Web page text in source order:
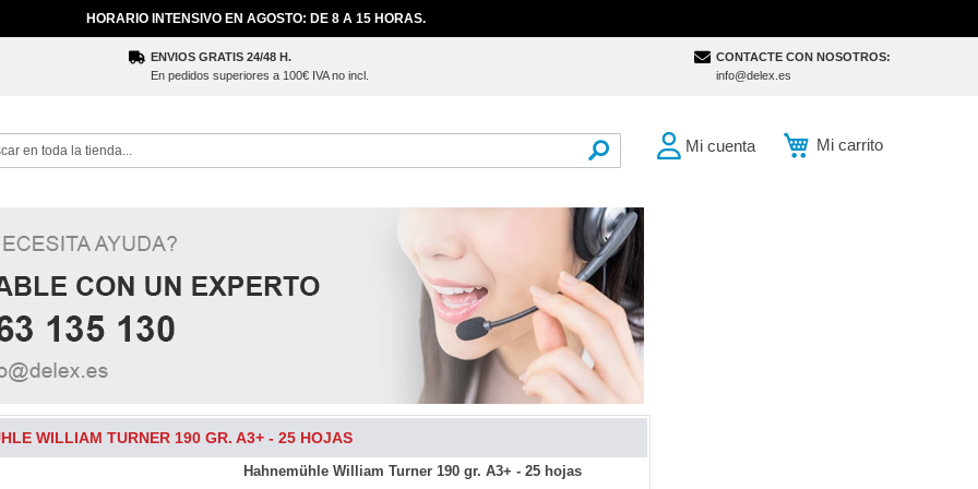
HORARIO INTENSIVO EN AGOSTO: DE 8 A 15 HORAS.
ENVIOS GRATIS 24/48 H.
En pedidos superiores a 100€ IVA no incl.
CONTACTE CON NOSOTROS:
info@delex.es
Mi carrito
Mi cuenta
WILLIAM TURNER 190 GR. A3+ - 25 HOJAS
Hahnemühle William Turner 190 gr. A3+ - 25 hojas